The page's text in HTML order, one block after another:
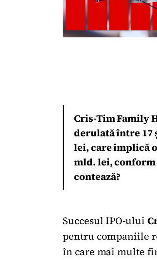
‍Cris-Tim Family
derulată între 17
lei, care implică
mld. lei,
contează?
Succesul IPO-ului
pentru companiile
în care mai multe